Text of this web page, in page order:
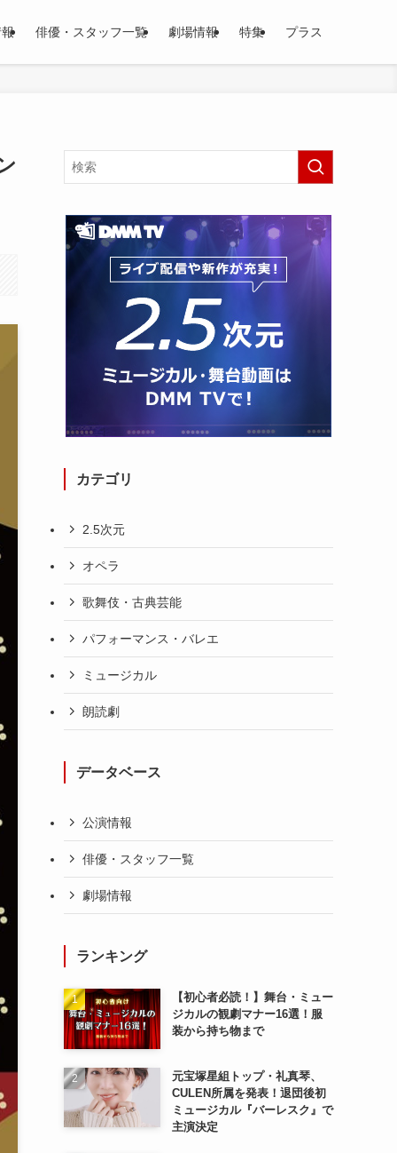
俳優・スタッフ一覧 劇場情報 特集 プラス
カテゴリ
2.5次元
オペラ
歌舞伎・古典芸能
パフォーマンス・バレエ
ミュージカル
朗読劇
データベース
公演情報
俳優・スタッフ一覧
劇場情報
ランキング
【初心者必読！】舞台・ミュー
ジカルの観劇マナー16選！服
装から持ち物まで
元宝塚星組トップ・礼真琴、
CULEN所属を発表！退団後初
ミュージカル『バーレスク』で
主演決定